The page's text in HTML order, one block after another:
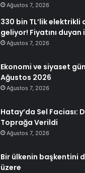
Ağustos 7, 2026
330 bin TL’lik
geliyor! Fiyatını duyan
Ağustos 7, 2026
Ekonomi ve siyaset
Ağustos 2026
Ağustos 7, 2026
Hatay’da Sel Faciası:
Toprağa Verildi
Ağustos 7, 2026
Bir ülkenin başkentini
üzere